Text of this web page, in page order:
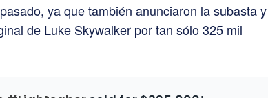
ya que también anunciaron la subasta y
de Luke Skywalker por tan sólo 325 mil